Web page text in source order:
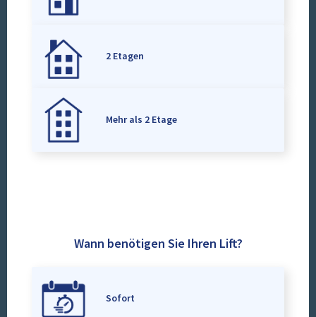
2 Etagen
Mehr als 2 Etage
Wann benötigen Sie Ihren Lift?
Sofort